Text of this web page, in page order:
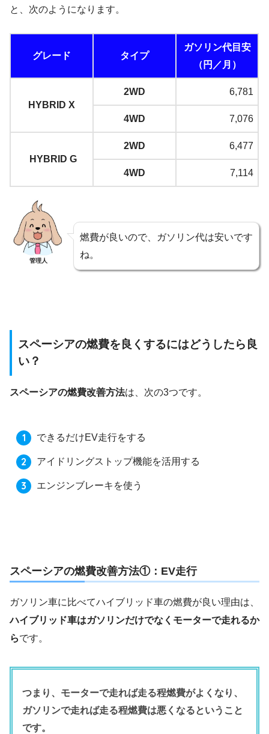
と、次のようになります。
グレード タイプ
ガソリン代目安
（円／月）
HYBRID X
2WD 6,781
4WD 7,076
HYBRID G
2WD 6,477
4WD 7,114
管理人
燃費が良いので、ガソリン代は安いです
ね。
スペーシアの燃費を良くするにはどうしたら良
い？
スペーシアの燃費改善方法は、次の3つです。
できるだけEV走行をする
アイドリングストップ機能を活用する
エンジンブレーキを使う
スペーシアの燃費改善方法①：EV走行
ガソリン車に比べてハイブリッド車の燃費が良い理由は、
ハイブリッド車はガソリンだけでなくモーターで走れるか
らです。
つまり、モーターで走れば走る程燃費がよくなり、
ガソリンで走れば走る程燃費は悪くなるということ
です。